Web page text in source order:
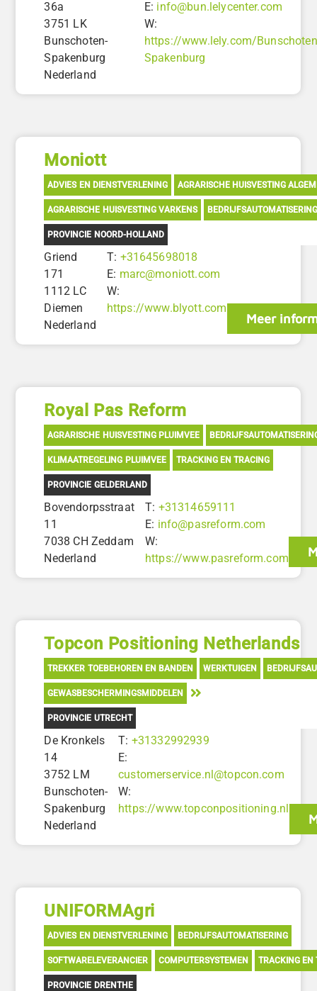
36a
3751 LK
Bunschoten-
Spakenburg
Nederland
E: info@bun.lelycenter.com
W:
https://www.lely.com/
Spakenburg
Moniott
ADVIES EN DIENSTVERLENING AGRARISCHE HUISVESTING
AGRARISCHE HUISVESTING VARKENS BEDRIJFSAUTOMATISERING
PROVINCIE NOORD-HOLLAND
Griend
171
1112 LC
Diemen
Nederland
T: +31645698018
E: marc@moniott.com
W:
https://www.blyott.com
Meer
Royal Pas Reform
AGRARISCHE HUISVESTING PLUIMVEE
KLIMAATREGELING PLUIMVEE TRACKING EN TRACING
PROVINCIE GELDERLAND
Bovendorpsstraat
11
7038 CH Zeddam
Nederland
T: +31314659111
E: info@pasreform.com
W:
https://www.pasreform.com
Topcon Positioning Netherlands
TREKKER TOEBEHOREN EN BANDEN WERKTUIGEN
GEWASBESCHERMINGSMIDDELEN
PROVINCIE UTRECHT
De Kronkels
14
3752 LM
Bunschoten-
Spakenburg
Nederland
T: +31332992939
E:
customerservice.nl@topcon.com
W:
https://www.topconpositioning.nl
UNIFORMAgri
ADVIES EN DIENSTVERLENING BEDRIJFSAUTOMATISERING
SOFTWARELEVERANCIER COMPUTERSYSTEMEN TRACKING EN
PROVINCIE DRENTHE